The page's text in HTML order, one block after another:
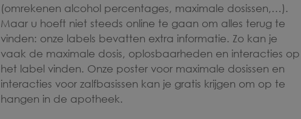
(omrekenen alcohol percentages, maximale dosissen,…).
Maar u hoeft niet steeds online te gaan om alles terug te
vinden: onze labels bevatten extra informatie. Zo kan je
vaak de maximale dosis, oplosbaarheden en interacties op
het label vinden. Onze poster voor maximale dosissen en
interacties voor zalfbasissen kan je gratis krijgen om op te
hangen in de apotheek.